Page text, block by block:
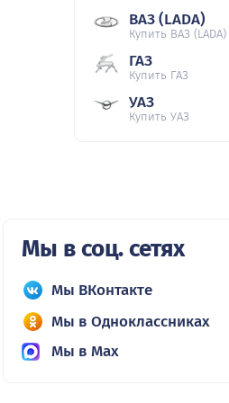
ВАЗ (LADA)
Купить ВАЗ (LADA)
ГАЗ
Купить ГАЗ
УАЗ
Купить УАЗ
Мы в соц. сетях
Мы ВКонтакте
Мы в Одноклассниках
Мы в Max